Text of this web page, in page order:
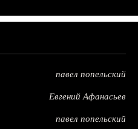
павел попельский
Евгений Афанасьев
павел попельский